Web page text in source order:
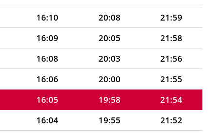
16:10 20:08
21:59
16:09 20:05
21:58
16:08 20:03
21:56
16:06 20:00
21:55
16:05 19:58
21:54
16:04 19:55
21:52